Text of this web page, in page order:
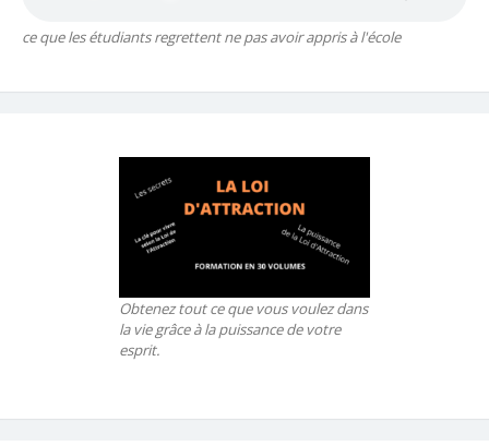
ce que les étudiants regrettent ne pas avoir appris à l'école
Obtenez tout ce que vous voulez dans
la vie grâce à la puissance de votre
esprit.